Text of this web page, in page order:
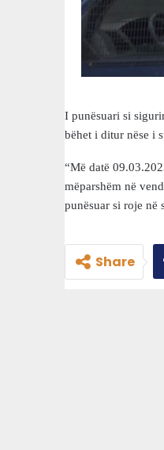
I punësuari si
bëhet i ditur nëse i
“Më datë
mëparshëm në
punësuar si roje në
Share